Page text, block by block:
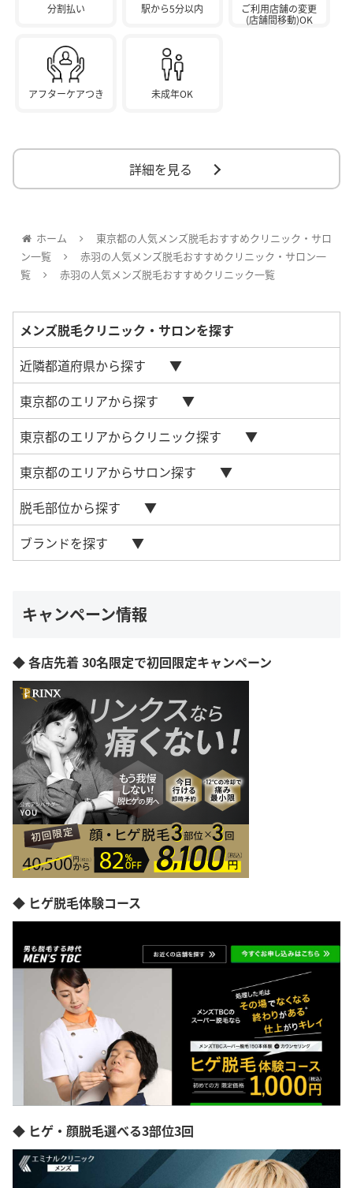
分割払い 駅から5分以内
ご利用店舗の変更
(店舗間移動)OK
アフターケアつき 未成年OK
詳細を見る
ホーム
東京都の人気メンズ脱毛おすすめクリニック・サロ
ン一覧
赤羽の人気メンズ脱毛おすすめクリニック・サロン一
覧
赤羽の人気メンズ脱毛おすすめクリニック一覧
メンズ脱毛クリニック・サロンを探す
近隣都道府県から探す
東京都のエリアから探す
東京都のエリアからクリニック探す
東京都のエリアからサロン探す
脱毛部位から探す
ブランドを探す
キャンペーン情報
◆ 各店先着 30名限定で初回限定キャンペーン
◆ ヒゲ脱毛体験コース
◆ ヒゲ・顔脱毛選べる3部位3回